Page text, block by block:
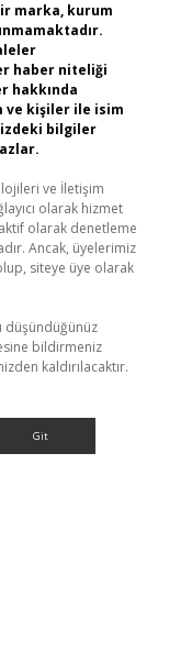
marka, kurum
haber niteliği
hakkında
ve kişiler ile isim
bilgiler
ve İletişim
olarak hizmet
olarak denetleme
Ancak, üyelerimiz
siteye üye olarak
düşündüğünüz
bildirmeniz
kaldırılacaktır.